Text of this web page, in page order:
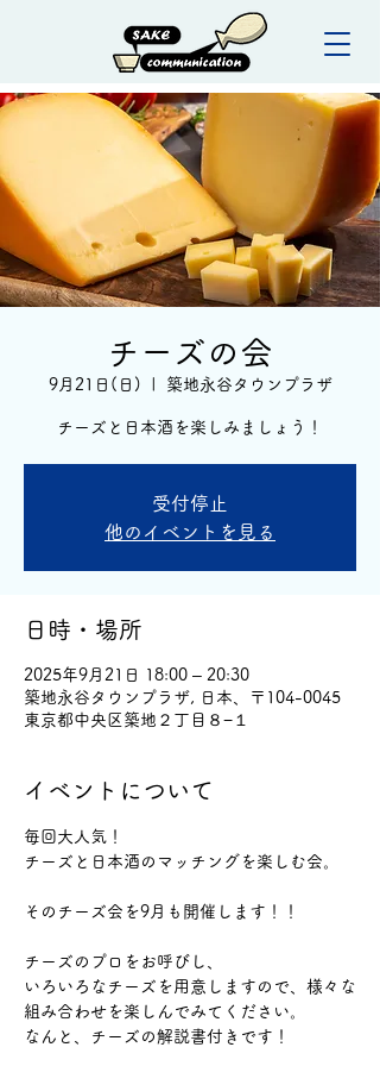
チーズの会
9月21日(日) 築地永谷タウンプラザ
チーズと日本酒を楽しみましょう！
受付停止
他のイベントを見る
日時・場所
2025年9月21日 18:00 – 20:30
築地永谷タウンプラザ, 日本、〒104-0045
東京都中央区築地２丁目８−１
イベントについて
毎回大人気！
チーズと日本酒のマッチングを楽しむ会。
そのチーズ会を9月も開催します！！
チーズのプロをお呼びし、
いろいろなチーズを用意しますので、様々な
組み合わせを楽しんでみてください。
なんと、チーズの解説書付きです！